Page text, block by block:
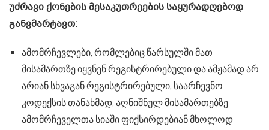
უძრავი ქონების მესაკუთრეების საყურადღებოდ
განვმარტავთ:
ამომრჩევლები, რომლებიც წარსულში მათ
მისამართზე იყვნენ რეგისტრირებული და ამჟამად არ
არიან სხვაგან რეგისტრირებული, საარჩევნო
კოდექსის თანახმად, აღნიშნულ მისამართებზე
ამომრჩეველთა სიაში ფიქსირდებიან მხოლოდ